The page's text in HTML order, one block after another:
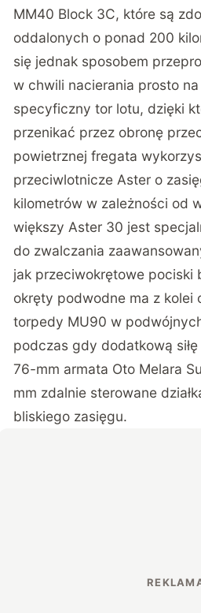
MM40 Block 3C, które są
oddalonych o ponad 200
się jednak sposobem
w chwili nacierania prosto
specyficzny tor lotu, dzięki
przenikać przez obronę
powietrznej fregata
przeciwlotnicze Aster o
kilometrów w zależności od
większy Aster 30 jest
do zwalczania
jak przeciwokrętowe pociski
okręty podwodne ma z kolei
torpedy MU90 w
podczas gdy dodatkową
76-mm armata Oto Melara
mm zdalnie sterowane
bliskiego zasięgu.